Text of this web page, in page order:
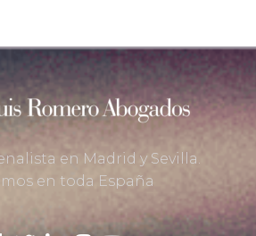
en Madrid y Sevilla.
en toda España